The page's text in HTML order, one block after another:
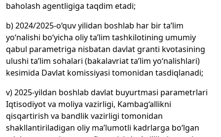
baholash agentligiga taqdim etadi;
b) 2024/2025-o‘quv yilidan boshlab har bir ta’lim
yo‘nalishi bo‘yicha oliy ta’lim tashkilotining umumiy
qabul parametriga nisbatan davlat granti kvotasining
ulushi ta’lim sohalari (bakalavriat ta’lim yo‘nalishlari)
kesimida Davlat komissiyasi tomonidan tasdiqlanadi;
v) 2025-yildan boshlab davlat buyurtmasi parametrlari
Iqtisodiyot va moliya vazirligi, Kambag‘allikni
qisqartirish va bandlik vazirligi tomonidan
shakllantiriladigan oliy ma’lumotli kadrlarga bo‘lgan